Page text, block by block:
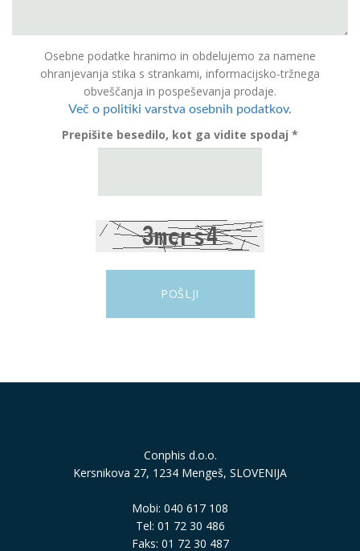
Osebne podatke hranimo in obdelujemo za namene
ohranjevanja stika s strankami, informacijsko-tržnega
obveščanja in pospeševanja prodaje.
Več o politiki varstva osebnih podatkov.
Prepišite besedilo, kot ga vidite spodaj *
Conphis d.o.o.
Kersnikova 27, 1234 Mengeš, SLOVENIJA
Mobi: 040 617 108
Tel: 01 72 30 486
Faks: 01 72 30 487